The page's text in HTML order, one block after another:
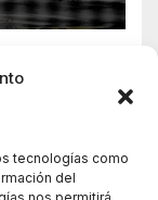
tecnologías como
del